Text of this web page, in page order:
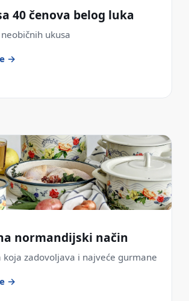
40 čenova belog luka
ukusa
→
normandijski način
koja zadovoljava i najveće gurmane
→